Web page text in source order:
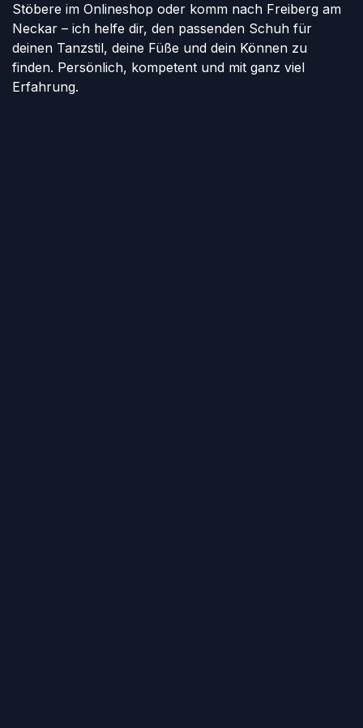
Stöbere im Onlineshop oder komm nach Freiberg am
Neckar – ich helfe dir, den passenden Schuh für
deinen Tanzstil, deine Füße und dein Können zu
finden. Persönlich, kompetent und mit ganz viel
Erfahrung.